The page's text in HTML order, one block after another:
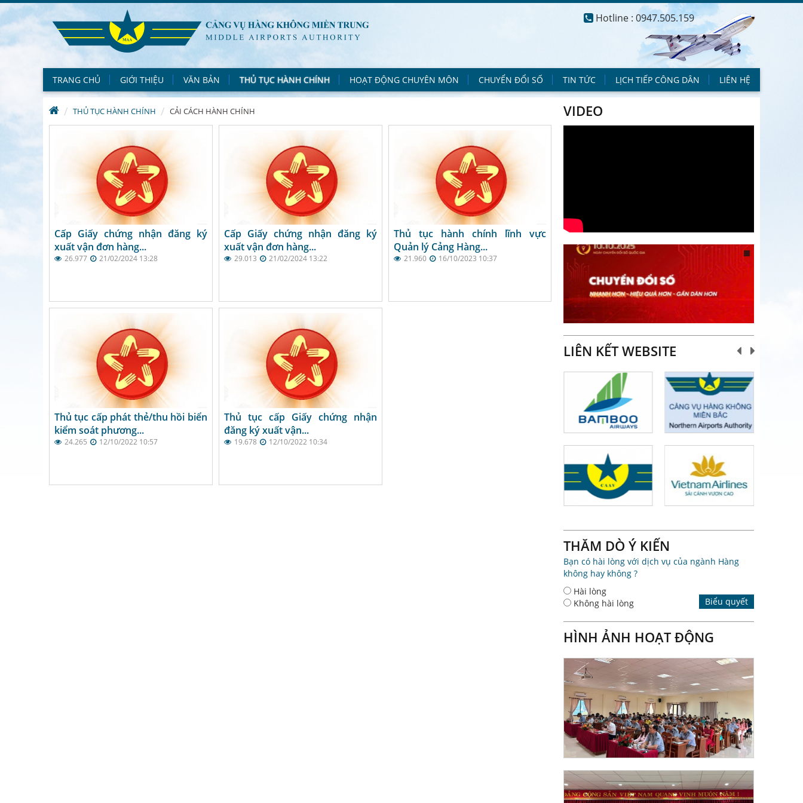
Hotline : 0947.505.159
TRANG CHỦ GIỚI THIỆU VĂN BẢN THỦ TỤC HÀNH CHÍNH HOẠT ĐỘNG CHUYÊN MÔN CHUYỂN ĐỔI SỐ TIN TỨC LỊCH TIẾP CÔNG DÂN LIÊN HỆ
THỦ TỤC HÀNH CHÍNH CẢI CÁCH HÀNH CHÍNH
Cấp Giấy chứng nhận đăng ký
xuất vận đơn hàng...
26.977 21/02/2024 13:28
Cấp Giấy chứng nhận đăng ký
xuất vận đơn hàng...
29.013 21/02/2024 13:22
Thủ tục hành chính lĩnh vực
Quản lý Cảng Hàng...
21.960 16/10/2023 10:37
Thủ tục cấp phát thẻ/thu hồi biển
kiểm soát phương...
24.265 12/10/2022 10:57
Thủ tục cấp Giấy chứng nhận
đăng ký xuất vận...
19.678 12/10/2022 10:34
VIDEO
LIÊN KẾT WEBSITE
THĂM DÒ Ý KIẾN
Bạn có hài lòng với dịch vụ của ngành Hàng
không hay không ?
Hài lòng
Không hài lòng
Biểu quyết
HÌNH ẢNH HOẠT ĐỘNG